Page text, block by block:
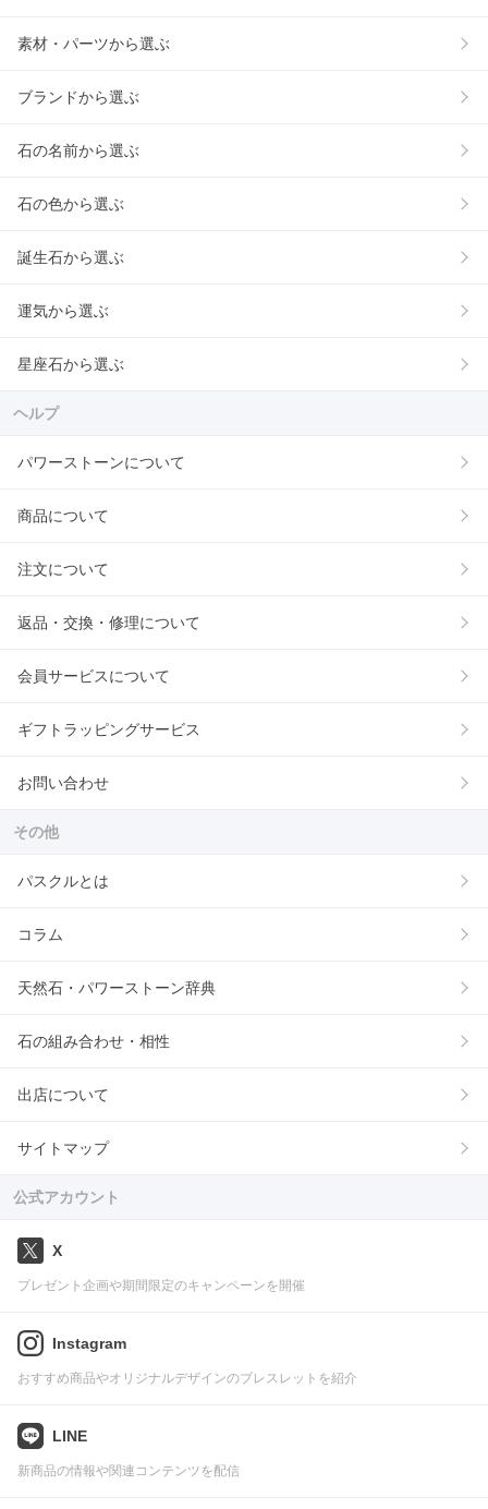
素材・パーツから選ぶ
ブランドから選ぶ
石の名前から選ぶ
石の色から選ぶ
誕生石から選ぶ
運気から選ぶ
星座石から選ぶ
ヘルプ
パワーストーンについて
商品について
注文について
返品・交換・修理について
会員サービスについて
ギフトラッピングサービス
お問い合わせ
その他
パスクルとは
コラム
天然石・パワーストーン辞典
石の組み合わせ・相性
出店について
サイトマップ
公式アカウント
X
プレゼント企画や期間限定のキャンペーンを開催
Instagram
おすすめ商品やオリジナルデザインのブレスレットを紹介
LINE
新商品の情報や関連コンテンツを配信